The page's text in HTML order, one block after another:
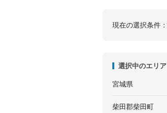
現在の選択条件：
選択中のエリア
宮城県
柴田郡柴田町